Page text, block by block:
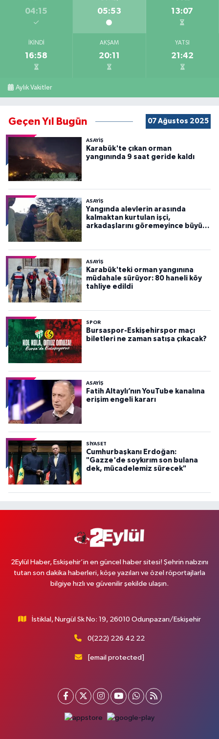
04:15 05:53 13:07
İKINDI
16:58
AKŞAM
20:11
YATSI
21:42
Aylık Vakitler
Geçen Yıl Bugün 07 Ağustos 2025
ASAYİŞ
Karabük'te çıkan orman
yangınında 9 saat geride kaldı
ASAYİŞ
Yangında alevlerin arasında
kalmaktan kurtulan işçi,
arkadaşlarını göremeyince büyük
ASAYİŞ
Karabük'teki orman yangınına
müdahale sürüyor: 80 haneli köy
tahliye edildi
SPOR
Bursaspor-Eskişehirspor maçı
biletleri ne zaman satışa çıkacak?
ASAYİŞ
Fatih Altaylı’nın YouTube kanalına
erişim engeli kararı
SİYASET
Cumhurbaşkanı Erdoğan:
"Gazze'de soykırım son bulana
dek, mücadelemiz sürecek"
2Eylül Haber, Eskişehir’in en güncel haber sitesi! Şehrin nabzını
tutan son dakika haberleri, köşe yazıları ve özel röportajlarla
bilgiye hızlı ve güvenilir şekilde ulaşın.
İstiklal, Nurgül Sk No: 19, 26010 Odunpazarı/Eskişehir
0(222) 226 42 22
[email protected]